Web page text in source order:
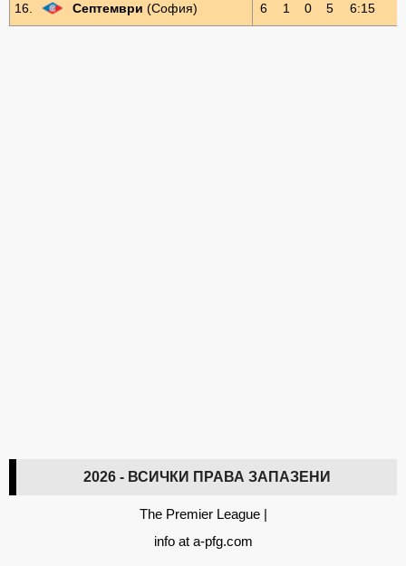
16. Септември (София) 6 1 0 5 6:15
2026 - ВСИЧКИ ПРАВА ЗАПАЗЕНИ
The Premier League|
info at a-pfg.com